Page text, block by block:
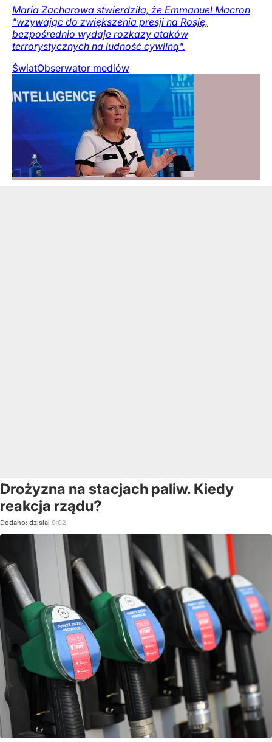
Maria Zacharowa stwierdziła, że Emmanuel Macron
"wzywając do zwiększenia presji na Rosję,
bezpośrednio wydaje rozkazy ataków
terrorystycznych na ludność cywilną".
ŚwiatObserwator mediów
Drożyzna na stacjach paliw. Kiedy
reakcja rządu?
Dodano: dzisiaj 9:02